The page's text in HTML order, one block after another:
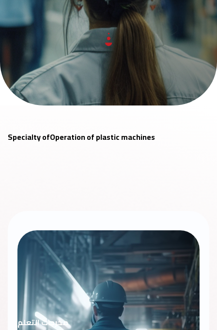
Specialty ofOperation of plastic machines
مخرجات التعلم